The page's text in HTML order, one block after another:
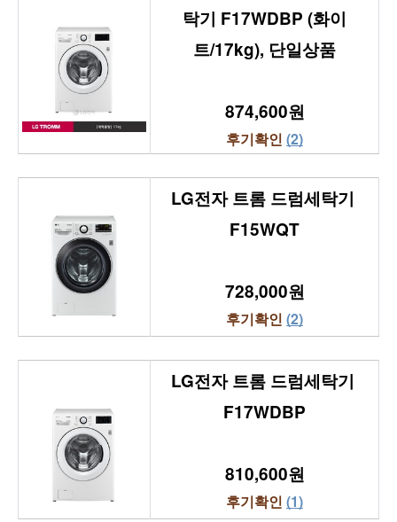
탁기 F17WDBP (화이
트/17kg), 단일상품
874,600원
후기확인 (2)
LG전자 트롬 드럼세탁기
F15WQT
728,000원
후기확인 (2)
LG전자 트롬 드럼세탁기
F17WDBP
810,600원
후기확인 (1)